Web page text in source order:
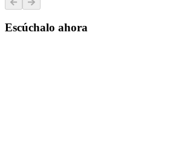
Escúchalo ahora